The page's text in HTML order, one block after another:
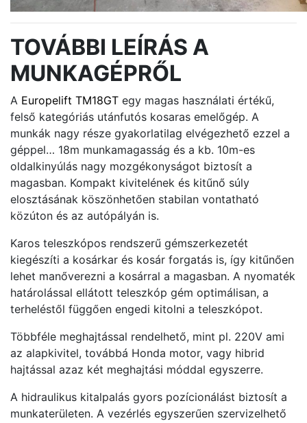
TOVÁBBI LEÍRÁS A
MUNKAGÉPRŐL
A Europelift TM18GT egy magas használati értékű,
felső kategóriás utánfutós kosaras emelőgép. A
munkák nagy része gyakorlatilag elvégezhető ezzel a
géppel… 18m munkamagasság és a kb. 10m-es
oldalkinyúlás nagy mozgékonyságot biztosít a
magasban. Kompakt kivitelének és kitűnő súly
elosztásának köszönhetően stabilan vontatható
közúton és az autópályán is.
Karos teleszkópos rendszerű gémszerkezetét
kiegészíti a kosárkar és kosár forgatás is, így kitűnően
lehet manőverezni a kosárral a magasban. A nyomaték
határolással ellátott teleszkóp gém optimálisan, a
terheléstől függően engedi kitolni a teleszkópot.
Többféle meghajtással rendelhető, mint pl. 220V ami
az alapkivitel, továbbá Honda motor, vagy hibrid
hajtással azaz két meghajtási móddal egyszerre.
A hidraulikus kitalpalás gyors pozícionálást biztosít a
munkaterületen. A vezérlés egyszerűen szervizelhető